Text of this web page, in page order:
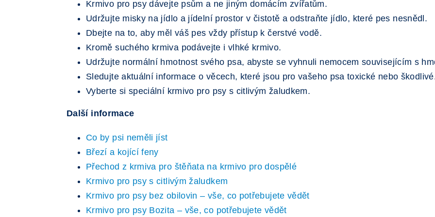
Krmivo pro psy dávejte psům a ne jiným domácím zvířatům.
Udržujte misky na jídlo a jídelní prostor v čistotě a odstraňte jídlo, které pes nesnědl.
Dbejte na to, aby měl váš pes vždy přístup k čerstvé vodě.
Kromě suchého krmiva podávejte i vlhké krmivo.
Udržujte normální hmotnost svého psa, abyste se vyhnuli nemocem souvisejícím s
Sledujte aktuální informace o věcech, které jsou pro vašeho psa toxické nebo
Vyberte si speciální krmivo pro psy s citlivým žaludkem.
Další informace
Co by psi neměli jíst
Březí a kojící feny
Přechod z krmiva pro štěňata na krmivo pro dospělé
Krmivo pro psy s citlivým žaludkem
Krmivo pro psy bez obilovin – vše, co potřebujete vědět
Krmivo pro psy Bozita – vše, co potřebujete vědět